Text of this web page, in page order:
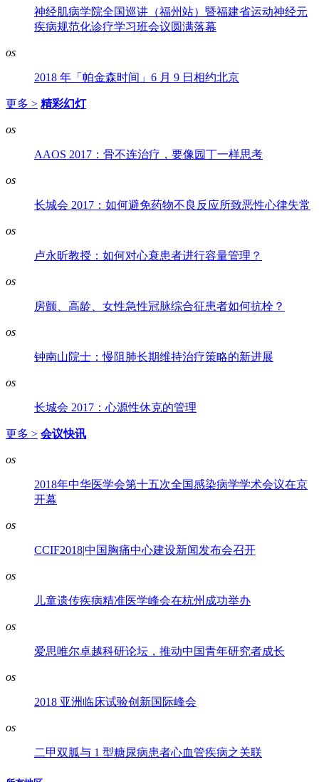
神经肌病学院全国巡讲（福州站）暨福建省运动神经元
疾病规范化诊疗学习班会议圆满落幕
os
2018 年「帕金森时间」6 月 9 日相约北京
更多 > 精彩幻灯
os
AAOS 2017：骨不连治疗，要像园丁一样思考
os
长城会 2017：如何避免药物不良反应所致恶性心律失常
os
卢永昕教授：如何对心衰患者进行容量管理？
os
房颤、高龄、女性急性冠脉综合征患者如何抗栓？
os
钟南山院士：慢阻肺长期维持治疗策略的新进展
os
长城会 2017：心源性休克的管理
更多 > 会议快讯
os
2018年中华医学会第十五次全国感染病学学术会议在京
开幕
os
CCIF2018|中国胸痛中心建设新闻发布会召开
os
儿童遗传疾病精准医学峰会在杭州成功举办
os
爱思唯尔卓越科研论坛，推动中国青年研究者成长
os
2018 亚洲临床试验创新国际峰会
os
二甲双胍与 1 型糖尿病患者心血管疾病之关联